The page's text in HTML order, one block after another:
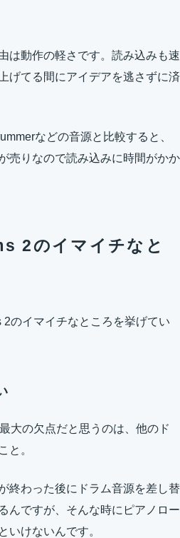
は動作の軽さです。読み込みも速
げてる間にアイデアを逃さずに済
などの音源と比較すると、
売りなので読み込みに時間がかか
2のイマイチなと
のイマイチなところを挙げてい
大の欠点だと思うのは、他のド
と。
終わった後にドラム音源を差し替
んですが、そんな時にピアノロー
いけないんです。